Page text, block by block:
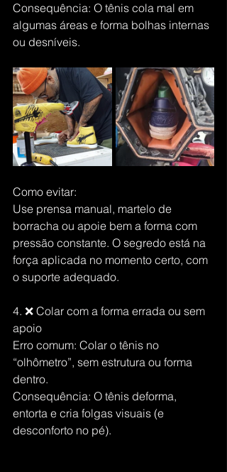
Consequência: O tênis cola mal em
algumas áreas e forma bolhas internas
ou desníveis.
Como evitar:
Use prensa manual, martelo de
borracha ou apoie bem a forma com
pressão constante. O segredo está na
força aplicada no momento certo, com
o suporte adequado.
4. ❌ Colar com a forma errada ou sem
apoio
Erro comum: Colar o tênis no
“olhômetro”, sem estrutura ou forma
dentro.
Consequência: O tênis deforma,
entorta e cria folgas visuais (e
desconforto no pé).